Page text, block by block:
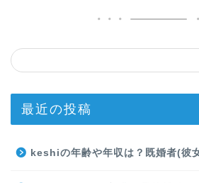
最近の投稿
keshiの年齢や年収は？既婚者(彼